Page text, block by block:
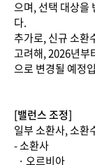
으며, 선택 대상을
다.
추가로, 신규 소환
고려해, 2026년부
으로 변경될 예정
[밸런스 조정]
일부 소환사, 소환
- 소환사
· 오르비아